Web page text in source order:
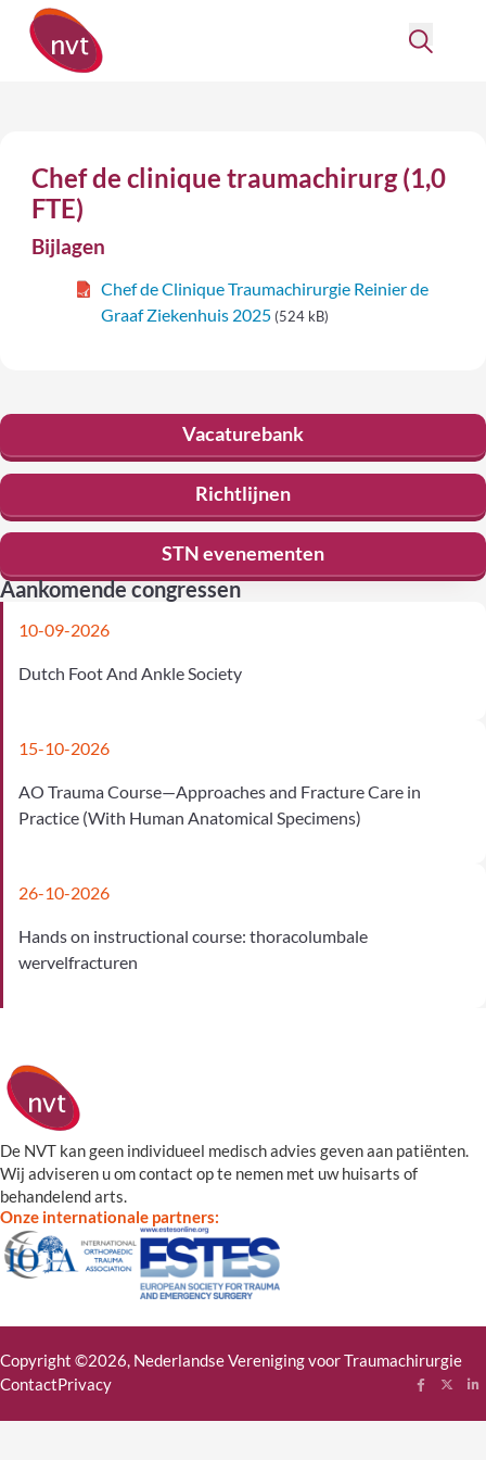
Chef de clinique traumachirurg (1,0
FTE)
Bijlagen
Chef de Clinique Traumachirurgie Reinier de
Graaf Ziekenhuis 2025 (524 kB)
Vacaturebank
Richtlijnen
STN evenementen
Aankomende congressen
10-09-2026
Dutch Foot And Ankle Society
15-10-2026
AO Trauma Course—Approaches and Fracture Care in
Practice (With Human Anatomical Specimens)
26-10-2026
Hands on instructional course: thoracolumbale
wervelfracturen
De NVT kan geen individueel medisch advies geven aan patiënten.
Wij adviseren u om contact op te nemen met uw huisarts of
behandelend arts.
Onze internationale partners:
Copyright ©2026, Nederlandse Vereniging voor Traumachirurgie
ContactPrivacy
Follow